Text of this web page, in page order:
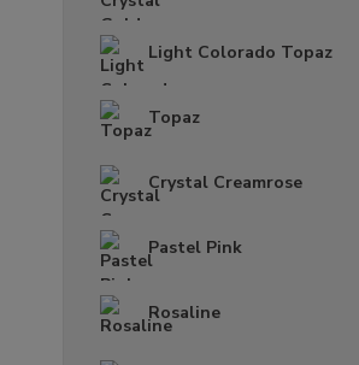
Light Colorado Topaz
Topaz
Crystal Creamrose
Pastel Pink
Rosaline